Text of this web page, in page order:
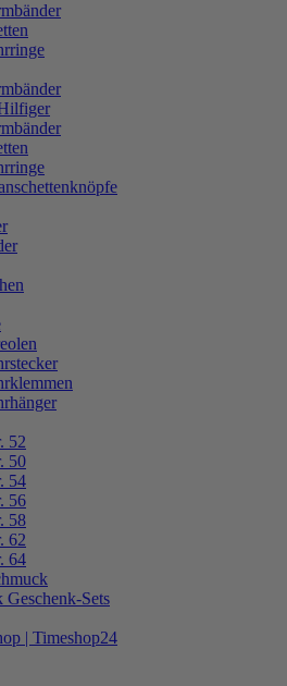
52
50
54
56
58
62
64
Geschenk-Sets
| Timeshop24